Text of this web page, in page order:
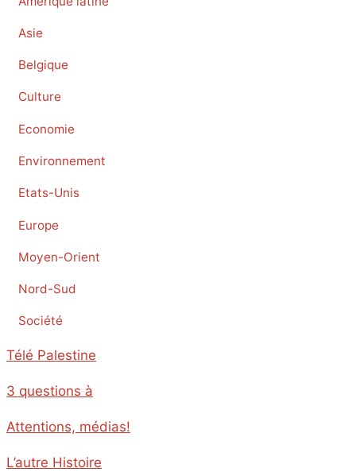
Asie
Belgique
Culture
Economie
Environnement
Etats-Unis
Europe
Moyen-Orient
Nord-Sud
Société
Télé Palestine
3 questions à
Attentions, médias!
L’autre Histoire